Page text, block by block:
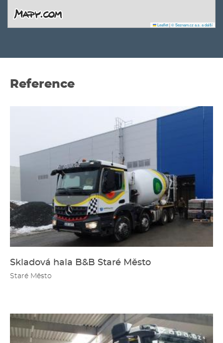
Leaflet|© Seznam.cz a.s. a další
Reference
Skladová hala B&B Staré Město
Staré Město